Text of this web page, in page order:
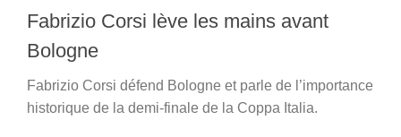
Fabrizio Corsi lève les mains avant
Bologne
Fabrizio Corsi défend Bologne et parle de l’importance
historique de la demi-finale de la Coppa Italia.